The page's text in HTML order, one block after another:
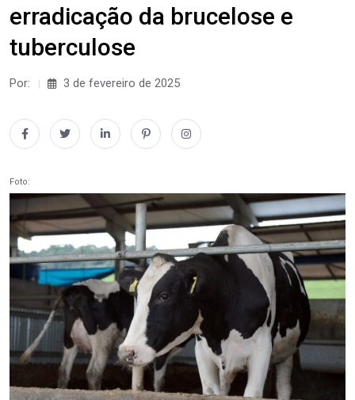
erradicação da brucelose e
tuberculose
Por: 3 de fevereiro de 2025
Foto: